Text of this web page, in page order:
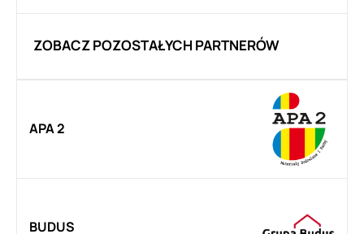
ZOBACZ POZOSTAŁYCH PARTNERÓW
APA 2
BUDUS